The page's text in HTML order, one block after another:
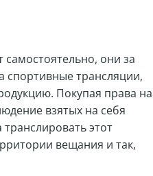
самостоятельно, они за
спортивные трансляции,
Покупая права на
взятых на себя
этот
вещания и так,